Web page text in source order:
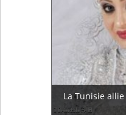
La Tunisie